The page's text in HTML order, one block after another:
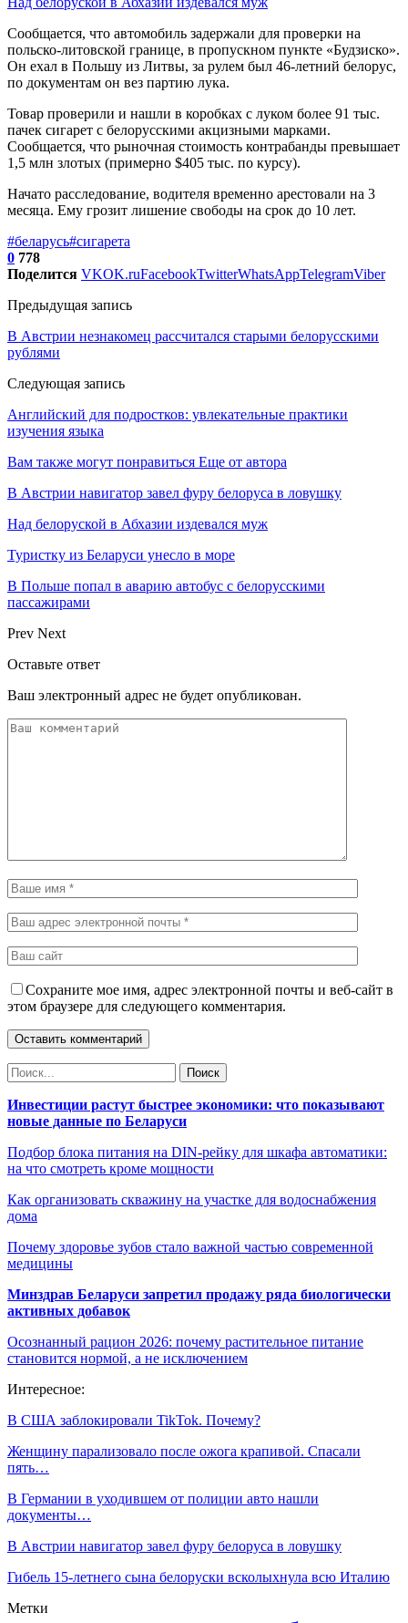
Сообщается, что автомобиль задержали для проверки на
польско-литовской границе, в пропускном пункте «Будзиско».
Он ехал в Польшу из Литвы, за рулем был 46-летний белорус,
по документам он вез партию лука.
Товар проверили и нашли в коробках с луком более 91 тыс.
пачек сигарет с белорусскими акцизными марками.
Сообщается, что рыночная стоимость контрабанды превышает
1,5 млн злотых (примерно $405 тыс. по курсу).
Начато расследование, водителя временно арестовали на 3
месяца. Ему грозит лишение свободы на срок до 10 лет.
#беларусь#сигарета
0 778
Поделится VKOK.ruFacebookTwitterWhatsAppTelegramViber
Предыдущая запись
В Австрии незнакомец рассчитался старыми белорусскими
рублями
Следующая запись
Английский для подростков: увлекательные практики
изучения языка
Вам также могут понравиться Еще от автора
В Австрии навигатор завел фуру белоруса в ловушку
Над белоруской в Абхазии издевался муж
Туристку из Беларуси унесло в море
В Польше попал в аварию автобус с белорусскими
пассажирами
Prev Next
Оставьте ответ
Ваш электронный адрес не будет опубликован.
Сохраните мое имя, адрес электронной почты и веб-сайт в
этом браузере для следующего комментария.
Инвестиции растут быстрее экономики: что показывают
новые данные по Беларуси
Подбор блока питания на DIN-рейку для шкафа автоматики:
на что смотреть кроме мощности
Как организовать скважину на участке для водоснабжения
дома
Почему здоровье зубов стало важной частью современной
медицины
Минздрав Беларуси запретил продажу ряда биологически
активных добавок
Осознанный рацион 2026: почему растительное питание
становится нормой, а не исключением
Интересное:
В США заблокировали TikTok. Почему?
Женщину парализовало после ожога крапивой. Спасали
пять…
В Германии в уходившем от полиции авто нашли
документы…
В Австрии навигатор завел фуру белоруса в ловушку
Гибель 15-летнего сына белоруски всколыхнула всю Италию
Метки